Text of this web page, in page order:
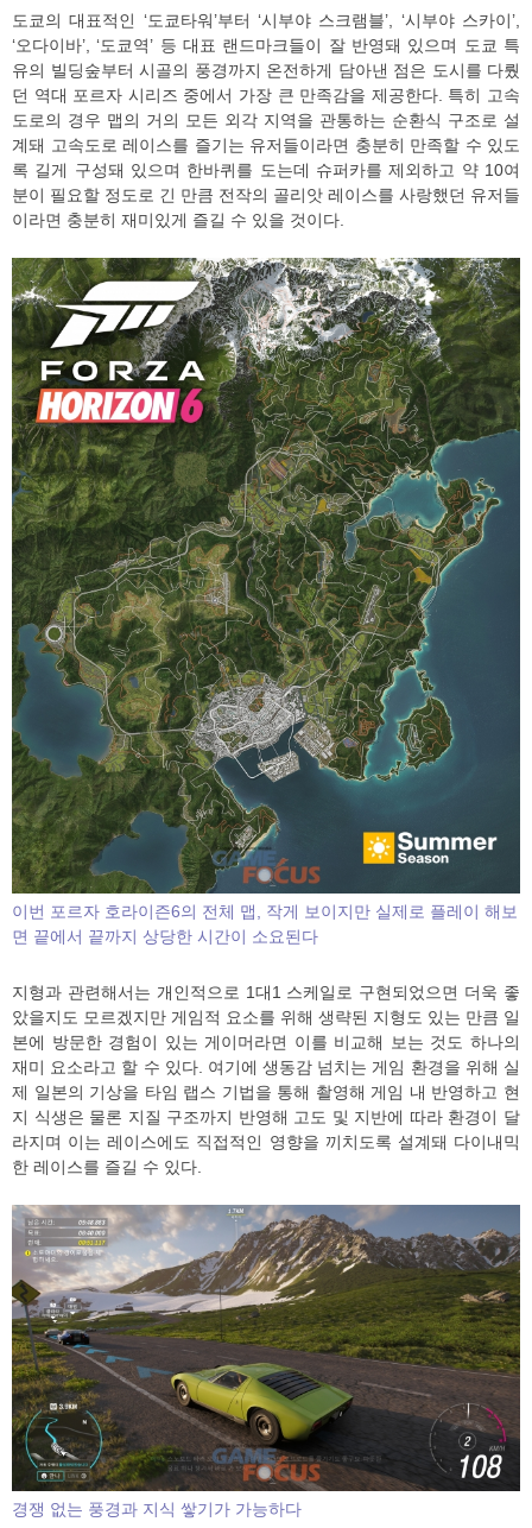
도쿄의 대표적인 ‘도쿄타워’부터 ‘시부야 스크램블’, ‘시부야 스카이’,
‘오다이바’, ‘도쿄역’ 등 대표 랜드마크들이 잘 반영돼 있으며 도쿄 특
유의 빌딩숲부터 시골의 풍경까지 온전하게 담아낸 점은 도시를 다뤘
던 역대 포르자 시리즈 중에서 가장 큰 만족감을 제공한다. 특히 고속
도로의 경우 맵의 거의 모든 외각 지역을 관통하는 순환식 구조로 설
계돼 고속도로 레이스를 즐기는 유저들이라면 충분히 만족할 수 있도
록 길게 구성돼 있으며 한바퀴를 도는데 슈퍼카를 제외하고 약 10여
분이 필요할 정도로 긴 만큼 전작의 골리앗 레이스를 사랑했던 유저들
이라면 충분히 재미있게 즐길 수 있을 것이다.
이번 포르자 호라이즌6의 전체 맵, 작게 보이지만 실제로 플레이 해보
면 끝에서 끝까지 상당한 시간이 소요된다
지형과 관련해서는 개인적으로 1대1 스케일로 구현되었으면 더욱 좋
았을지도 모르겠지만 게임적 요소를 위해 생략된 지형도 있는 만큼 일
본에 방문한 경험이 있는 게이머라면 이를 비교해 보는 것도 하나의
재미 요소라고 할 수 있다. 여기에 생동감 넘치는 게임 환경을 위해 실
제 일본의 기상을 타임 랩스 기법을 통해 촬영해 게임 내 반영하고 현
지 식생은 물론 지질 구조까지 반영해 고도 및 지반에 따라 환경이 달
라지며 이는 레이스에도 직접적인 영향을 끼치도록 설계돼 다이내믹
한 레이스를 즐길 수 있다.
경쟁 없는 풍경과 지식 쌓기가 가능하다